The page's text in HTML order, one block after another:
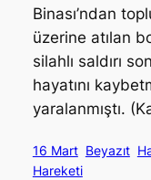
Binası’ndan
üzerine atılan
silahlı saldırı
hayatını
yaralanmıştı.
16 Mart Beyazıt
Hareketi